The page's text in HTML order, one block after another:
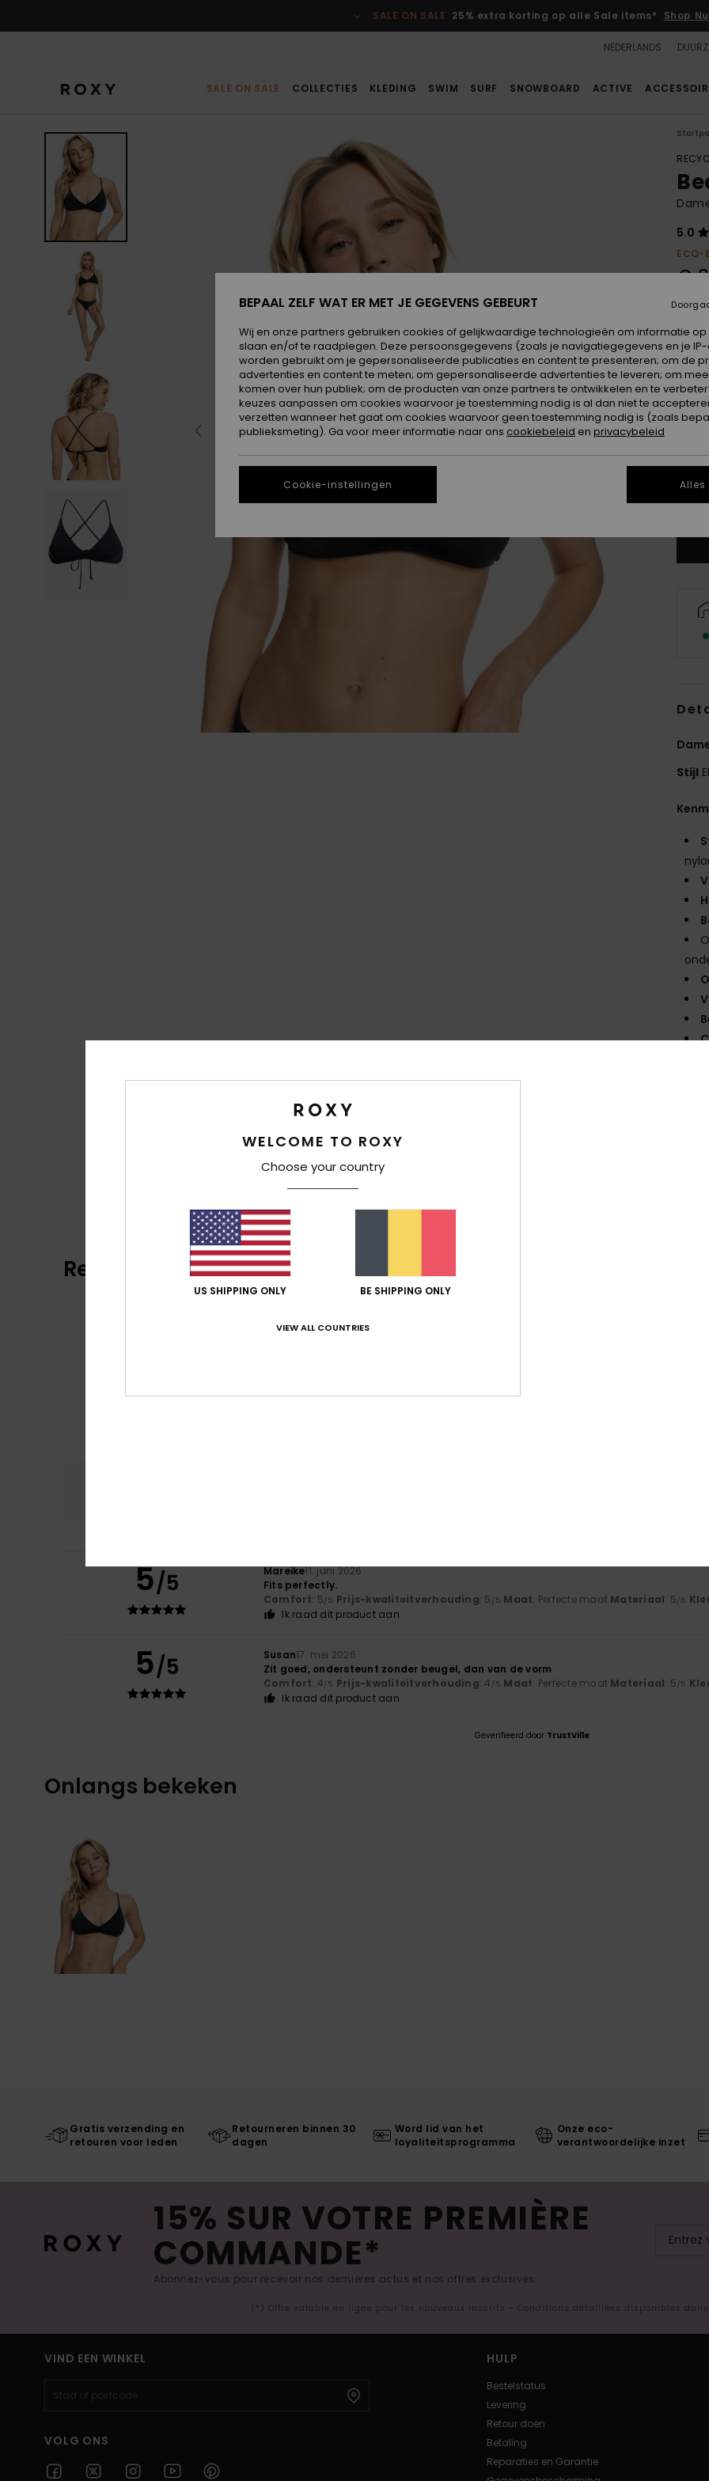
SALE ON SALE 25% extra korting op alle Sale items* Shop Nu
NEDERLANDS
SALE ON SALE COLLECTIES KLEDING SWIM SURF SNOWBOARD ACTIVE
5.0
ECO-
€
XS
Stijl
Reviews van klanten
5/5 Mareike11. juni 2026
Fits perfectly.
Comfort: 5/5 Prijs-kwaliteitverhouding: 5 /5 Maat: Perfecte maat Materiaal: 5/5
Ik raad dit product aan
5/5 Susan17. mei 2026
Zit goed, ondersteunt zonder beugel, dan van de vorm
Comfort: 4/5 Prijs-kwaliteitverhouding: 4 /5 Maat: Perfecte maat Materiaal: 5/5
Ik raad dit product aan
Geverifieerd door TrustVille
Onlangs bekeken
Gratis verzending en
retouren voor leden
Retourneren binnen 30
dagen
Word lid van het
loyaliteitsprogramma
Onze eco-
verantwoordelijke inzet
15% SUR VOTRE PREMIÈRE
COMMANDE*
Abonnez-vous pour recevoir nos dernières actus et nos offres exclusives.
(*) Offre valable en ligne pour les nouveaux inscrits - Conditions détaillées disponibles
VIND EEN WINKEL
VOLG ONS
HULP
Bestelstatus
Levering
Retour doen
Betaling
Reparaties en Garantie
WELCOME TO ROXY
Choose your country
US SHIPPING ONLY BE SHIPPING ONLY
VIEW ALL COUNTRIES
BEPAAL ZELF WAT ER MET JE GEGEVENS GEBEURT
Wij en onze partners gebruiken cookies of gelijkwaardige technologieën om informatie
slaan en/of te raadplegen. Deze persoonsgegevens (zoals je navigatiegegevens en je
worden gebruikt om je gepersonaliseerde publicaties en content te presenteren; om de
advertenties en content te meten; om gepersonaliseerde advertenties te leveren; om
komen over hun publiek; om de producten van onze partners te ontwikkelen en te
keuzes aanpassen om cookies waarvoor je toestemming nodig is al dan niet te
verzetten wanneer het gaat om cookies waarvoor geen toestemming nodig is (zoals
publieksmeting). Ga voor meer informatie naar ons cookiebeleid en privacybeleid
Cookie-instellingen Alles